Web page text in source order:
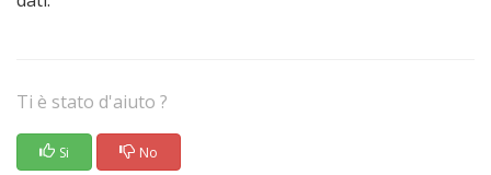
Ti è stato d'aiuto ?
Si No